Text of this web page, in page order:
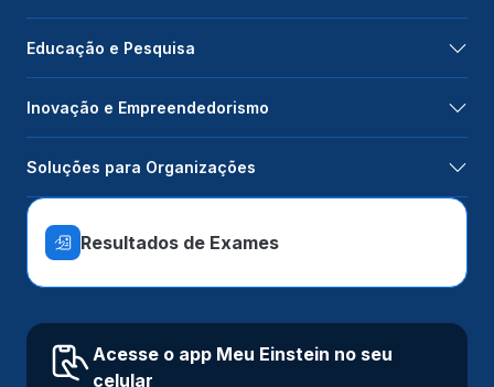
Educação e Pesquisa
Inovação e Empreendedorismo
Soluções para Organizações
Resultados de Exames
Acesse o app Meu Einstein no seu
celular